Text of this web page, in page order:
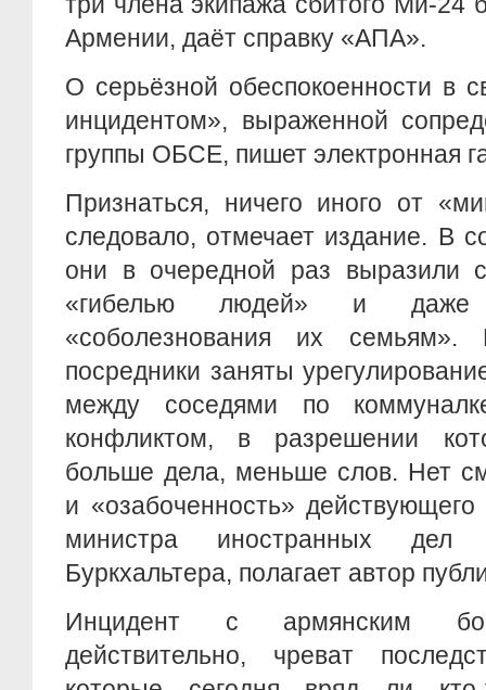
Армении, даёт справку «АПА».
О серьёзной обеспокоенности в
инцидентом», выраженной
группы ОБСЕ, пишет электронная
Признаться, ничего иного от
следовало, отмечает издание. В
они в очередной раз выразили
«гибелью людей» и даже
«соболезнования их семьям».
посредники заняты
между соседями по
конфликтом, в разрешении
больше дела, меньше слов. Нет
и «озабоченность»
министра иностранных дел
Буркхальтера, полагает автор
Инцидент с армянским
действительно, чреват